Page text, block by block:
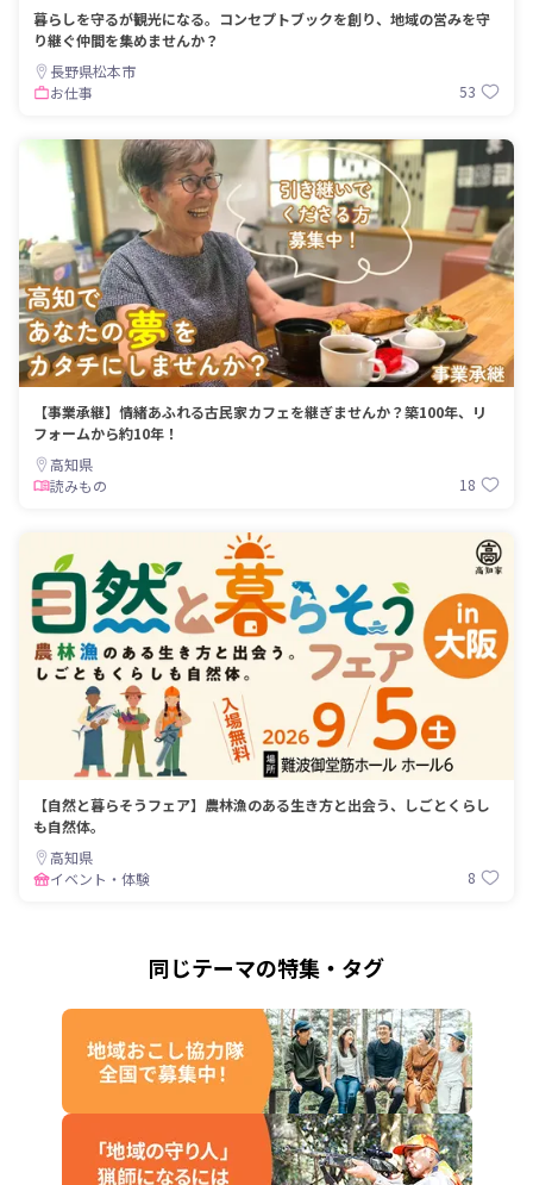
暮らしを守るが観光になる。コンセプトブックを創り、地域の営みを守
り継ぐ仲間を集めませんか？
長野県松本市
お仕事
53
【事業承継】情緒あふれる古民家カフェを継ぎませんか？築100年、リ
フォームから約10年！
高知県
読みもの
18
【自然と暮らそうフェア】農林漁のある生き方と出会う、しごとくらし
も自然体。
高知県
イベント・体験
8
同じテーマの特集・タグ